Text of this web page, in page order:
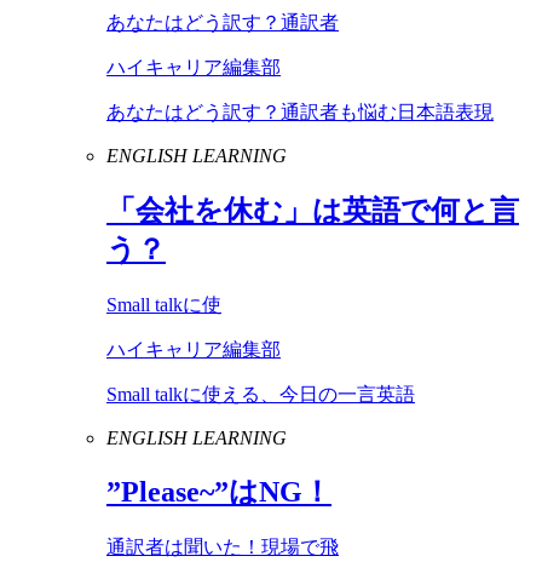
あなたはどう訳す？通訳者
ハイキャリア編集部
あなたはどう訳す？通訳者も悩む日本語表現
ENGLISH LEARNING
「会社を休む」は英語で何と言
う？
Small talkに使
ハイキャリア編集部
Small talkに使える、今日の一言英語
ENGLISH LEARNING
”Please~”はNG ！
通訳者は聞いた！現場で飛